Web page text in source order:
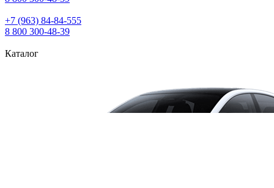
+7 (963) 84‑84‑555
8 800 300‑48‑39
Каталог